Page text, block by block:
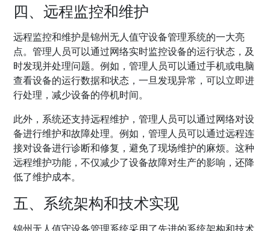
四、远程监控和维护
远程监控和维护是锦州无人值守设备管理系统的一大亮
点。管理人员可以通过网络实时监控设备的运行状态，及
时发现并处理问题。例如，管理人员可以通过手机或电脑
查看设备的运行数据和状态，一旦发现异常，可以立即进
行处理，减少设备的停机时间。
此外，系统还支持远程维护，管理人员可以通过网络对设
备进行维护和故障处理。例如，管理人员可以通过远程连
接对设备进行诊断和修复，避免了现场维护的麻烦。这种
远程维护功能，不仅减少了设备故障对生产的影响，还降
低了维护成本。
五、系统架构和技术实现